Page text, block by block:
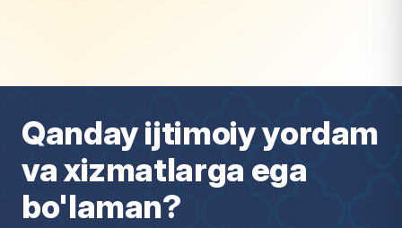
mtiy oz
Qanday ijtimoiy yordam
va xizmatlarga ega
bo'laman?